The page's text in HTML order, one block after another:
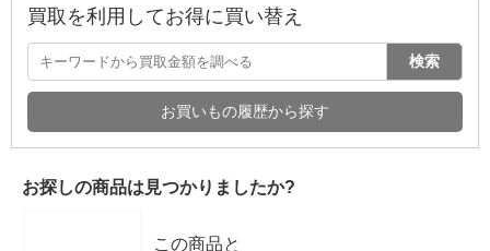
買取を利用してお得に買い替え
検索
お買いもの履歴から探す
お探しの商品は見つかりましたか?
この商品と